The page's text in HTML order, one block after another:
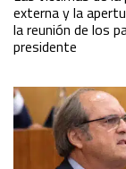
externa y la
la reunión de los
presidente